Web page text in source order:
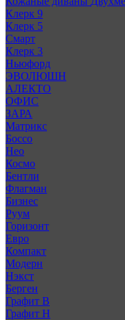
Клерк 9
Клерк 5
Смарт
Клерк 3
Ньюфорд
ЭВОЛЮШН
АЛЕКТО
ОФИС
ЗАРА
Матрикс
Боссо
Нео
Космо
Бентли
Флагман
Бизнес
Руум
Горизонт
Евро
Компакт
Модерн
Нэкст
Берген
Графит В
Графит Н